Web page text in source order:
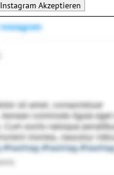
Instagram Akzeptieren